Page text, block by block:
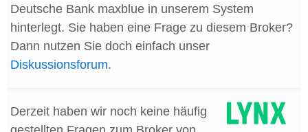
Deutsche Bank maxblue in unserem System
hinterlegt. Sie haben eine Frage zu diesem Broker?
Dann nutzen Sie doch einfach unser
Diskussionsforum.
Derzeit haben wir noch keine häufig